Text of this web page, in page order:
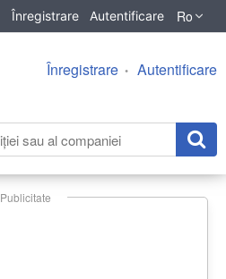
Înregistrare Autentificare Ro
Înregistrare Autentificare
Publicitate